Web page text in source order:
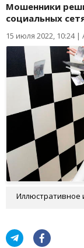
Мошенники
социальных
15 июля 2022, 10:24|
Иллюстративное